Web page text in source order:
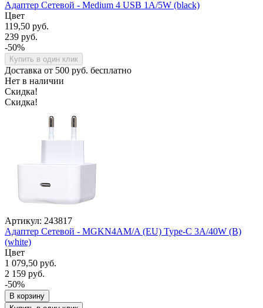
Адаптер Сетевой - Medium 4 USB 1A/5W (black)
Цвет
119,50 руб.
239 руб.
-50%
Купить в один клик
Доставка от 500 руб. бесплатно
Нет в наличии
Скидка!
Скидка!
Артикул: 243817
Адаптер Сетевой - MGKN4AM/A (EU) Type-C 3A/40W (B)
(white)
Цвет
1 079,50 руб.
2 159 руб.
-50%
В корзину